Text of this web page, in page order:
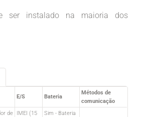
ser instalado na maioria dos
E/S Bateria
Métodos de
comunicação
de
IMEI (15
Sim - Bateria